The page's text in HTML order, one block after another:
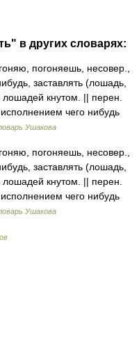
в других словарях:
погоняешь, несовер.,
заставлять (лошадь,
лошадей кнутом. || перен.
чего нибудь
Ушакова
погоняешь, несовер.,
заставлять (лошадь,
лошадей кнутом. || перен.
чего нибудь
Ушакова